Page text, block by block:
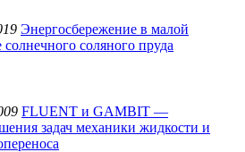
Энергосбережение в малой
солнечного соляного пруда
FLUENT и GAMBIT —
задач механики жидкости и